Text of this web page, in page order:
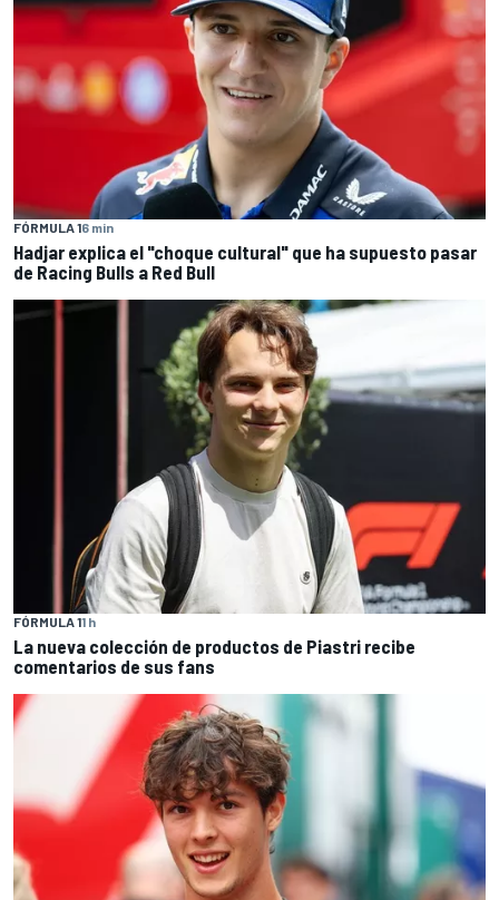
FÓRMULA 16 min
Hadjar explica el "choque cultural" que ha supuesto pasar
de Racing Bulls a Red Bull
FÓRMULA 11 h
La nueva colección de productos de Piastri recibe
comentarios de sus fans